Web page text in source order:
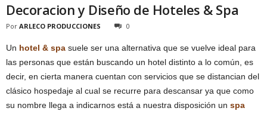
Decoracion y Diseño de Hoteles & Spa
Por ARLECO PRODUCCIONES 0
Un hotel & spa suele ser una alternativa que se vuelve ideal para
las personas que están buscando un hotel distinto a lo común, es
decir, en cierta manera cuentan con servicios que se distancian del
clásico hospedaje al cual se recurre para descansar ya que como
su nombre llega a indicarnos está a nuestra disposición un spa